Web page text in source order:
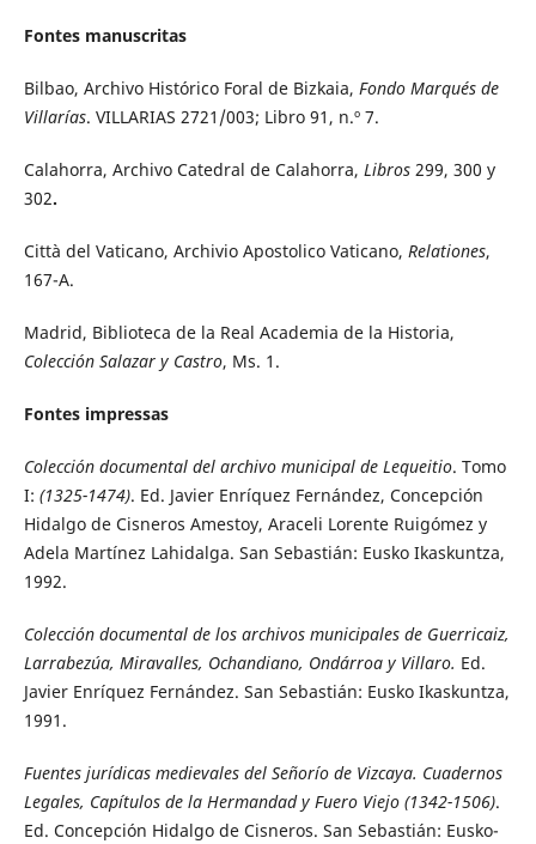
Fontes manuscritas
Bilbao, Archivo Histórico Foral de Bizkaia, Fondo Marqués de
Villarías. VILLARIAS 2721/003; Libro 91, n.º 7.
Calahorra, Archivo Catedral de Calahorra, Libros299, 300 y
302.
Città del Vaticano, Archivio Apostolico Vaticano, Relationes,
167-A.
Madrid, Biblioteca de la Real Academia de la Historia,
Colección Salazar y Castro, Ms. 1.
Fontes impressas
Colección documental del archivo municipal de Lequeitio. Tomo
I: (1325-1474). Ed. Javier Enríquez Fernández, Concepción
Hidalgo de Cisneros Amestoy, Araceli Lorente Ruigómez y
Adela Martínez Lahidalga. San Sebastián: Eusko Ikaskuntza,
1992.
Coleccióndocumental de los archivos municipales de Guerricaiz,
Larrabezúa, Miravalles, Ochandiano, Ondárroa y Villaro. Ed.
Javier Enríquez Fernández. San Sebastián: Eusko Ikaskuntza,
1991.
Fuentes jurídicas medievales del Señorío de Vizcaya. Cuadernos
Legales, Capítulos de la Hermandad y Fuero Viejo (1342-1506).
Ed. Concepción Hidalgo de Cisneros. San Sebastián: Eusko-